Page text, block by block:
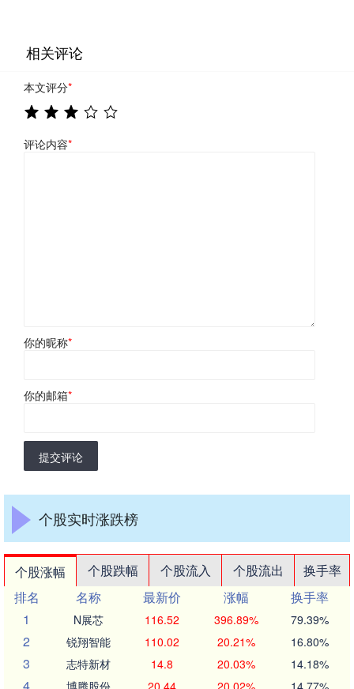
相关评论
本文评分*
评论内容*
你的昵称*
你的邮箱*
提交评论
个股实时涨跌榜
个股涨幅 个股跌幅 个股流入 个股流出
换手率
排名
名称 最新价 涨幅
换手率
1
N展芯 116.52 396.89% 79.39%
2 锐翔智能 110.02 20.21% 16.80%
3 志特新材 14.8 20.03% 14.18%